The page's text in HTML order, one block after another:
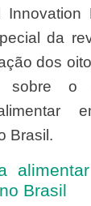
Innovation
da
dos
sobre o
Brasil.
Brasil